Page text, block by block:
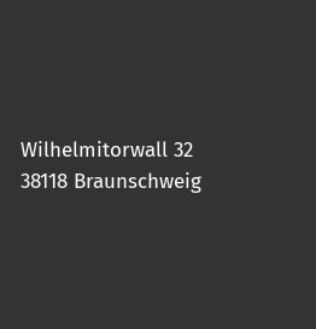
Wilhelmitorwall 32
38118 Braunschweig